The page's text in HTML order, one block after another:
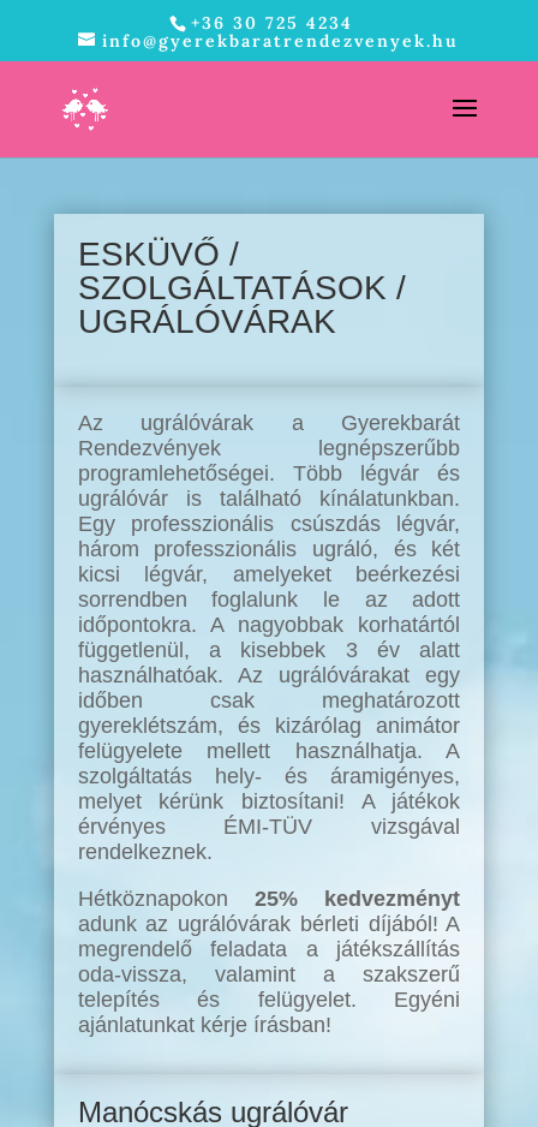
+36 30 725 4234
info@gyerekbaratrendezvenyek.hu
ESKÜVŐ /
SZOLGÁLTATÁSOK /
UGRÁLÓVÁRAK
Az ugrálóvárak a Gyerekbarát
Rendezvények legnépszerűbb
programlehetőségei. Több légvár és
ugrálóvár is található kínálatunkban.
Egy professzionális csúszdás légvár,
három professzionális ugráló, és két
kicsi légvár, amelyeket beérkezési
sorrendben foglalunk le az adott
időpontokra. A nagyobbak korhatártól
függetlenül, a kisebbek 3 év alatt
használhatóak. Az ugrálóvárakat egy
időben csak meghatározott
gyereklétszám, és kizárólag animátor
felügyelete mellett használhatja. A
szolgáltatás hely- és áramigényes,
melyet kérünk biztosítani! A játékok
érvényes ÉMI-TÜV vizsgával
rendelkeznek.
Hétköznapokon 25% kedvezményt
adunk az ugrálóvárak bérleti díjából! A
megrendelő feladata a játékszállítás
oda-vissza, valamint a szakszerű
telepítés és felügyelet. Egyéni
ajánlatunkat kérje írásban!
Manócskás ugrálóvár